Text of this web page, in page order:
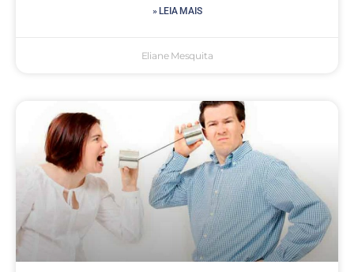
» LEIA MAIS
Eliane Mesquita